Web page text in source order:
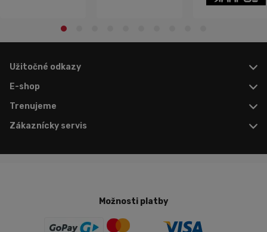
Užitočné odkazy
E-shop
Trenujeme
Zákaznícky servis
Možnosti platby